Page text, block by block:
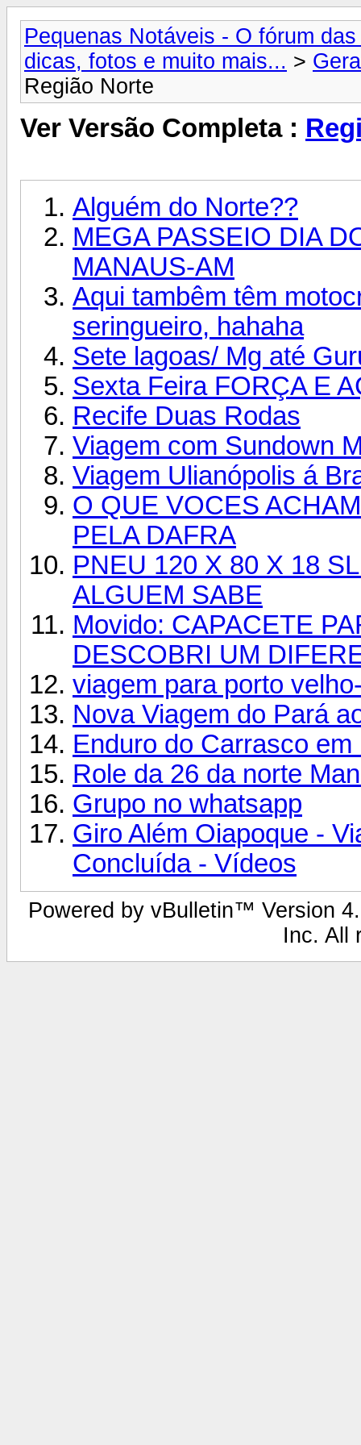
Pequenas Notáveis - O fórum
dicas, fotos e muito mais... >
Região Norte
Ver Versão Completa :
Alguém do Norte??
MEGA PASSEIO DIA
MANAUS-AM
Aqui tambêm têm
seringueiro, hahaha
Sete lagoas/ Mg até
Sexta Feira FORÇA E
Recife Duas Rodas
Viagem com Sundown
Viagem Ulianópolis á
O QUE VOCES
PELA DAFRA
PNEU 120 X 80 X 18
ALGUEM SABE
Movido: CAPACETE
DESCOBRI UM
viagem para porto
Nova Viagem do Pará
Enduro do Carrasco
Role da 26 da norte
Grupo no whatsapp
Giro Além Oiapoque -
Concluída - Vídeos
Powered by vBulletin™ Version
Inc. All